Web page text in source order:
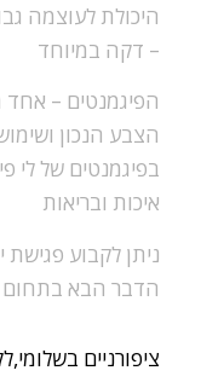
היכולת לעוצמה
– דקה במיוחד
הפיגמנטים – אחד
הצבע הנכון
בפיגמנטים של לי
איכות ובריאות
ניתן לקבוע
הדבר הבא בתחום
ציפורניים